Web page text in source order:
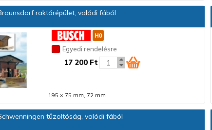
raktárépület, valódi fából
Egyedi rendelésre
17 200 Ft
195 × 75 mm, 72 mm
tűzoltóság, valódi fából